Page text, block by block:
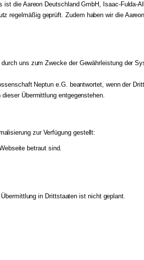
die Aareon Deutschland GmbH, Isaac-Fulda-
regelmäßig geprüft. Zudem haben wir die
uns zum Zwecke der Gewährleistung der
Neptun e.G. beantwortet, wenn der
Übermittlung entgegenstehen.
zur Verfügung gestellt:
betraut sind.
in Drittstaaten ist nicht geplant.